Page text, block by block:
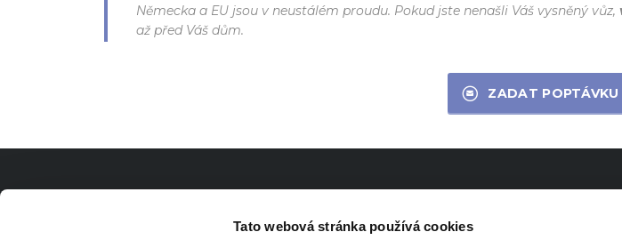
Tato webová stránka používá cookies
Německa a EU jsou v neustálém proudu. Pokud jste nenašli Váš vysněný vůz,
až před Váš dům.
ZADAT